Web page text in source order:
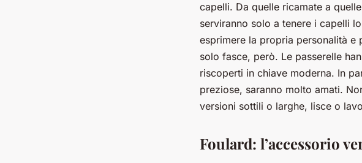
capelli. Da quelle ricamate a
serviranno solo a tenere i capelli
esprimere la propria personalità
solo fasce, però. Le passerelle
riscoperti in chiave moderna. In
preziose, saranno molto amati.
versioni sottili o larghe, lisce o
Foulard: l’accessorio